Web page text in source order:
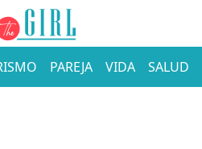
PAREJA VIDA SALUD